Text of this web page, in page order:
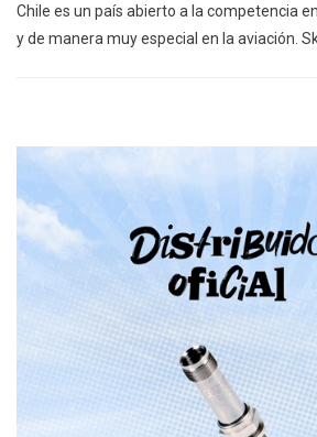
Chile es un país abierto a la competencia
y de manera muy especial en la aviación.